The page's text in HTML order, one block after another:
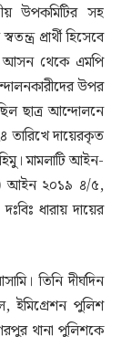
উপকমিটির সহ
প্রার্থী হিসেবে
আসন থেকে এমপি
উপর
ছাত্র আন্দোলনে
তারিখে দায়েরকৃত
মামলাটি আইন-
আইন ২০১৯ ৪/৫,
ধারায় দায়ের
তিনি দীর্ঘদিন
পুলিশ
থানা পুলিশকে